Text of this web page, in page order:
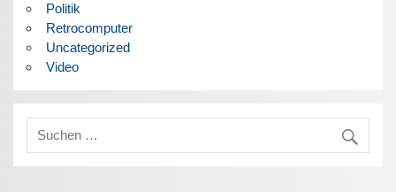
Politik
Retrocomputer
Uncategorized
Video